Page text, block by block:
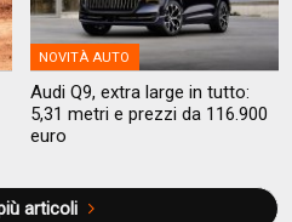
NOVITÀ AUTO
Audi Q9, extra large in tutto:
5,31 metri e prezzi da 116.900
euro
articoli